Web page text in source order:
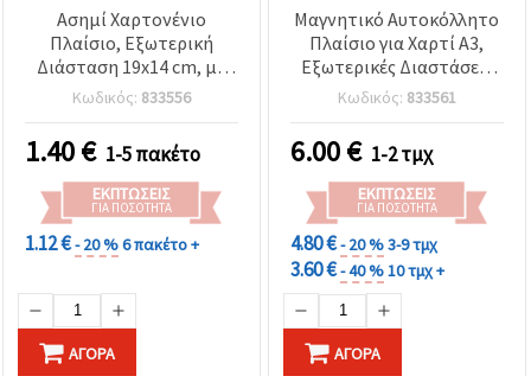
Ασημί Χαρτονένιο
Πλαίσιο, Εξωτερική
Διάσταση 19x14 cm, με
Μονωτική Μεμβράνη και
Αυτοκόλλητη Ταινία
Διπλής Όψης
Κωδικός: 833556
1.40€ 1-5 πακέτο
ΕΚΠΤΏΣΕΙΣ
ΓΙΑ ΠΟΣΌΤΗΤΑ
1.12 €- 20 %6 πακέτο +
ΑΓΟΡΆ
Μαγνητικό Αυτοκόλλητο
Πλαίσιο για Χαρτί A3,
Εξωτερικές Διαστάσεις
32,6x45 εκ., Χρυσό
Κωδικός: 833561
6.00€ 1-2 τμχ
ΕΚΠΤΏΣΕΙΣ
ΓΙΑ ΠΟΣΌΤΗΤΑ
4.80 €- 20 %3-9 τμχ
3.60 €- 40 %10 τμχ +
ΑΓΟΡΆ